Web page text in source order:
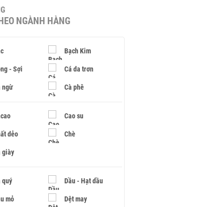
NGÀNH HÀNG
Bạch Kim
- Sợi Cá da trơn
ngừ Cà phê
Cao su
dẻo Chè
giày
quý Dầu - Hạt dầu
mỏ Dệt may